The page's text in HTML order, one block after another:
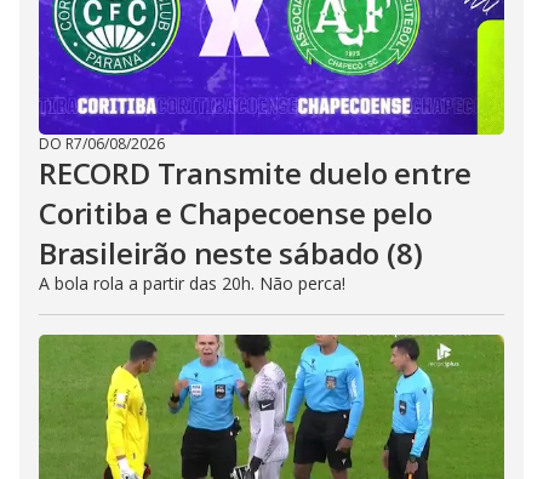
DO R7/06/08/2026
RECORD Transmite duelo entre
Coritiba e Chapecoense pelo
Brasileirão neste sábado (8)
A bola rola a partir das 20h. Não perca!